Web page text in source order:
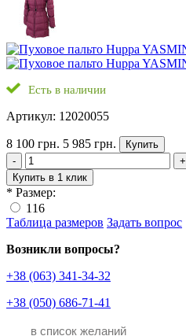
Есть в наличии
Артикул: 12020055
8 100 грн. 5 985 грн.
Купить
-
+
Купить в 1 клик
* Размер:
116
Таблица размеров Задать вопрос
Возникли вопросы?
+38 (063) 341-34-32
+38 (050) 686-71-41
в список желаний